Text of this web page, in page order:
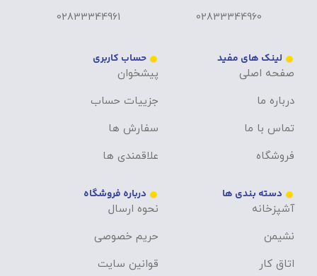
02833344960
02833344961
لینک های مفید
صفحه اصلی
درباره ما
تماس با ما
فروشگاه
حساب کاربری
پیشخوان
جزییات حساب
سفارش ها
علاقمندی ها
دسته بندی ها
آشپزخانه
نشیمن
اتاق کار
درباره فروشگاه
نحوه ارسال
حریم خصوصی
قوانین سایت